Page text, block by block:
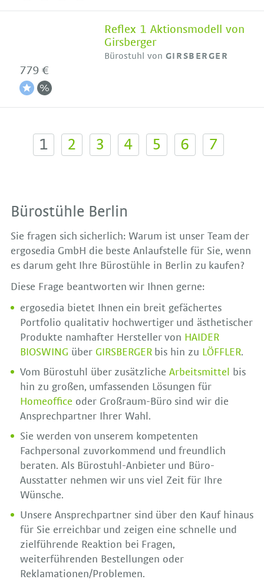
Reflex 1 Aktionsmodell von
Girsberger
Bürostuhl von GIRSBERGER
779 €
1 2 3 4 5 6 7
Bürostühle Berlin
Sie fragen sich sicherlich: Warum ist unser Team der
ergosedia GmbH die beste Anlaufstelle für Sie, wenn
es darum geht Ihre Bürostühle in Berlin zu kaufen?
Diese Frage beantworten wir Ihnen gerne:
ergosedia bietet Ihnen ein breit gefächertes
Portfolio qualitativ hochwertiger und ästhetischer
Produkte namhafter Hersteller von HAIDER
BIOSWING über GIRSBERGERbis hin zu LÖFFLER.
Vom Bürostuhl über zusätzlicheArbeitsmittel bis
hin zu großen, umfassenden Lösungen für
Homeoffice oder Großraum-Büro sind wir die
Ansprechpartner Ihrer Wahl.
Sie werden von unserem kompetenten
Fachpersonal zuvorkommend und freundlich
beraten. Als Bürostuhl-Anbieter und Büro-
Ausstatter nehmen wir uns viel Zeit für Ihre
Wünsche.
Unsere Ansprechpartner sind über den Kauf hinaus
für Sie erreichbar und zeigen eine schnelle und
zielführende Reaktion bei Fragen,
weiterführenden Bestellungen oder
Reklamationen/Problemen.